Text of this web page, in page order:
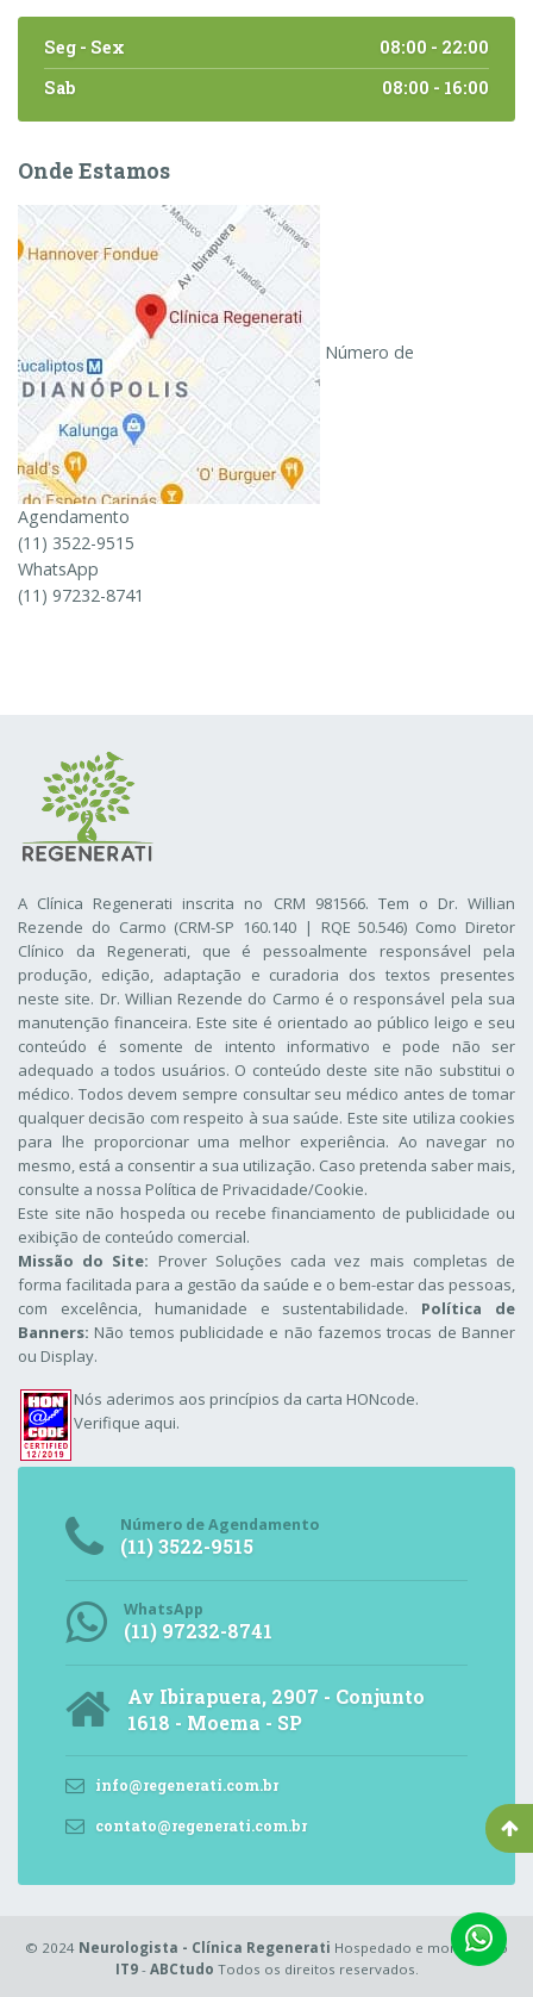
Seg - Sex
08:00 - 22:00
Sab
08:00 - 16:00
Onde Estamos
Número de
Agendamento
(11) 3522-9515
WhatsApp
(11) 97232-8741
A Clínica Regenerati inscrita no CRM 981566. Tem o Dr. Willian
Rezende do Carmo (CRM-SP 160.140 | RQE 50.546) Como Diretor
Clínico da Regenerati, que é pessoalmente responsável pela
produção, edição, adaptação e curadoria dos textos presentes
neste site. Dr. Willian Rezende do Carmo é o responsável pela sua
manutenção financeira. Este site é orientado ao público leigo e seu
conteúdo é somente de intento informativo e pode não ser
adequado a todos usuários. O conteúdo deste site não substitui o
médico. Todos devem sempre consultar seu médico antes de tomar
qualquer decisão com respeito à sua saúde. Este site utiliza cookies
para lhe proporcionar uma melhor experiência. Ao navegar no
mesmo, está a consentir a sua utilização. Caso pretenda saber mais,
consulte a nossa Política de Privacidade/Cookie.
Este site não hospeda ou recebe financiamento de publicidade ou
exibição de conteúdo comercial.
Missão do Site: Prover Soluções cada vez mais completas de
forma facilitada para a gestão da saúde e o bem-estar das pessoas,
com excelência, humanidade e sustentabilidade. Política de
Banners: Não temos publicidade e não fazemos trocas de Banner
ou Display.
Nós aderimos aos princípios da carta HONcode.
Verifique aqui.
Número de Agendamento
(11) 3522-9515
WhatsApp
(11) 97232-8741
Av Ibirapuera, 2907 - Conjunto
1618 - Moema - SP
info@regenerati.com.br
contato@regenerati.com.br
© 2024 Neurologista - Clínica Regenerati Hospedado e monitorado
IT9- ABCtudo Todos os direitos reservados.